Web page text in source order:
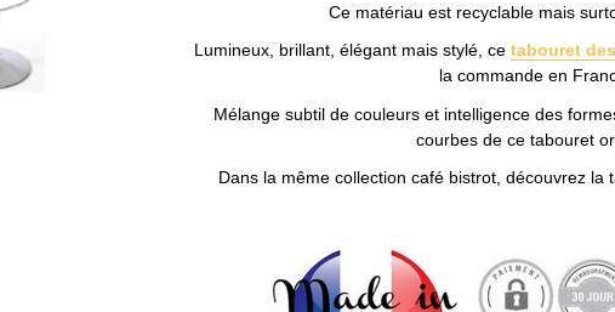
Ce matériau est recyclable mais
Lumineux, brillant, élégant mais stylé, cetabouret
la commande en
Mélange subtil de couleurs et intelligence des
courbes de ce tabouret
Dans la même collection café bistrot, découvrez la